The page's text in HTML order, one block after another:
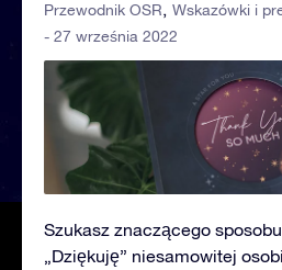
Przewodnik OSR
Wskazówki i
- 27 września 2022
Szukasz znaczącego
„Dziękuję” niesamowitej